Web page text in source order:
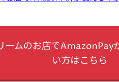
ムのお店でAmazonPay
い方はこちら